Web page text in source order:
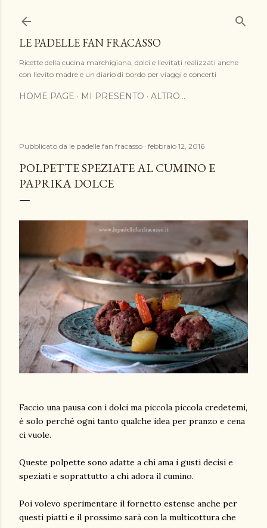
LE PADELLE FAN FRACASSO
Ricette della cucina marchigiana, dolci e lievitati realizzati anche
con lievito madre e un diario di bordo per viaggi e concerti
HOME PAGE MI PRESENTO ALTRO…
Pubblicato da le padelle fan fracasso febbraio 12, 2016
POLPETTE SPEZIATE AL CUMINO E
PAPRIKA DOLCE
Faccio una pausa con i dolci ma piccola piccola credetemi,
è solo perché ogni tanto qualche idea per pranzo e cena
ci vuole.
Queste polpette sono adatte a chi ama i gusti decisi e
speziati e soprattutto a chi adora il cumino.
Poi volevo sperimentare il fornetto estense anche per
questi piatti e il prossimo sarà con la multicottura che